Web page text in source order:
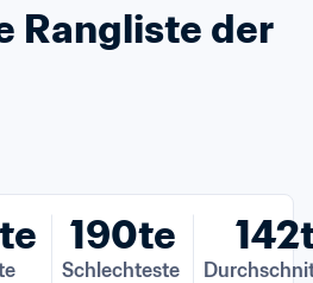
Rangliste der
190te
Schlechteste